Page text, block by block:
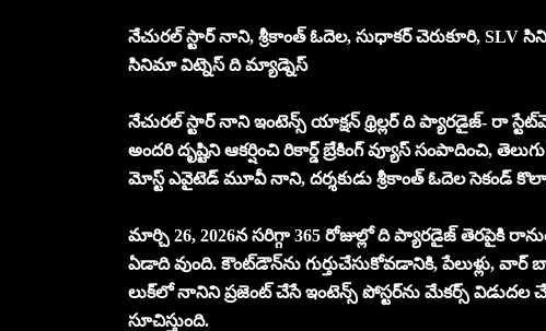
నేచురల్ స్టార్ నాని, శ్రీకాంత్ ఓదెల, సుధాకర్ చెరుకూరి,
సినిమా విట్నెస్ ది మ్యాడ్నెస్
నేచురల్ స్టార్ నాని ఇంటెన్స్ యాక్షన్ థ్రిల్లర్ ది ప్యారడైజ్- రా
అందరి దృష్టిని ఆకర్షించి రికార్డ్ బ్రేకింగ్ వ్యూస్ సంపాదించి,
మోస్ట్ ఎవైటెడ్ మూవీ నాని, దర్శకుడు శ్రీకాంత్ ఓదెల సెకండ్
మార్చి 26, 2026న సరిగ్గా 365 రోజుల్లో ది ప్యారడైజ్
ఏడాది వుంది. కౌంట్‌డౌన్‌ను గుర్తుచేసుకోవడానికి, పేలుళ్లు, వార్
లుక్‌లో నానిని ప్రజెంట్ చేసే ఇంటెన్స్ పోస్టర్‌ను మేకర్స్ విడుదల
సూచిస్తుంది.